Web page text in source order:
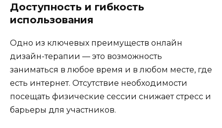
Доступность и гибкость
использования
Одно из ключевых преимуществ онлайн
дизайн-терапии — это возможность
заниматься в любое время и в любом месте, где
есть интернет. Отсутствие необходимости
посещать физические сессии снижает стресс и
барьеры для участников.